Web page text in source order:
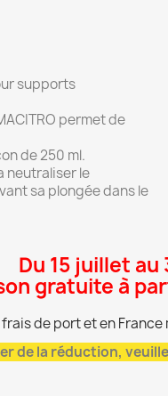
supports
permet de
de 250 ml.
neutraliser le
sa plongée dans le
Du 15 juillet au
gratuite à
de port et en
de la réduction,